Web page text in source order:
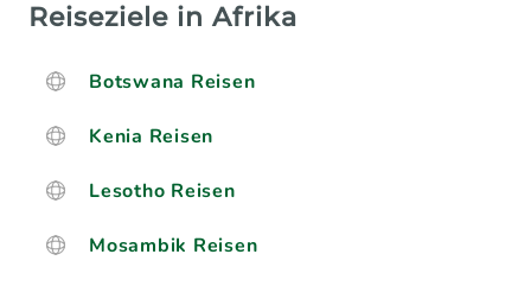
Reiseziele in Afrika
Botswana Reisen
Kenia Reisen
Lesotho Reisen
Mosambik Reisen